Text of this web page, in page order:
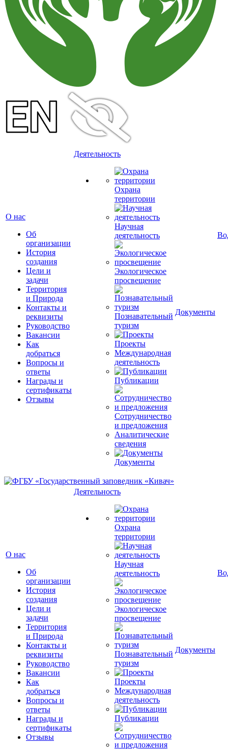
О нас
Об
организации
История
создания
Цели и
задачи
Территория
и Природа
Контакты и
реквизиты
Руководство
Вакансии
Как
добраться
Вопросы и
ответы
Награды и
сертификаты
Отзывы
Деятельность
Охрана
территории
Научная
деятельность
Экологическое
просвещение
Познавательный
туризм
Проекты
Международная
деятельность
Публикации
Сотрудничество
и предложения
Аналитические
сведения
Документы
Документы
О нас
Об
организации
История
создания
Цели и
задачи
Территория
и Природа
Контакты и
реквизиты
Руководство
Вакансии
Как
добраться
Вопросы и
ответы
Награды и
сертификаты
Отзывы
Деятельность
Охрана
территории
Научная
деятельность
Экологическое
просвещение
Познавательный
туризм
Проекты
Международная
деятельность
Публикации
Документы